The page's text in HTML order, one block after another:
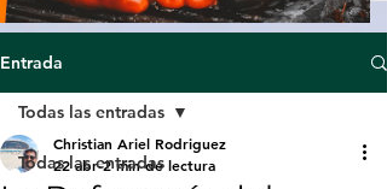
Entrada
Todas las entradas
Todas las entradas
Christian Ariel Rodriguez
22 abr 2 min de lectura